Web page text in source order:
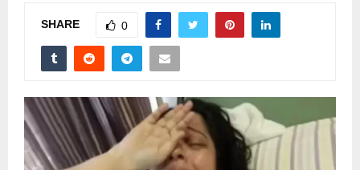
SHARE 0